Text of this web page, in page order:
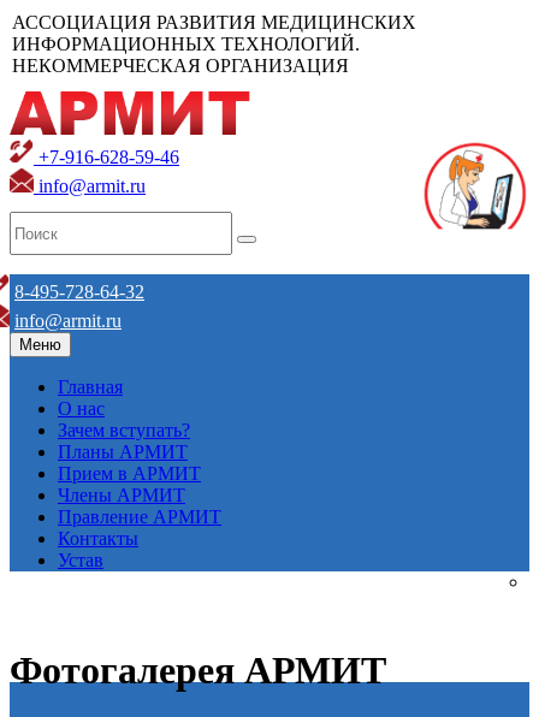
АССОЦИАЦИЯ РАЗВИТИЯ МЕДИЦИНСКИХ
ИНФОРМАЦИОННЫХ ТЕХНОЛОГИЙ.
НЕКОММЕРЧЕСКАЯ ОРГАНИЗАЦИЯ
+7-916-628-59-46
info@armit.ru
8-495-728-64-32
info@armit.ru
Меню
Главная
О нас
Зачем вступать?
Планы АРМИТ
Прием в АРМИТ
Члены АРМИТ
Правление АРМИТ
Контакты
Устав
Фотогалерея АРМИТ